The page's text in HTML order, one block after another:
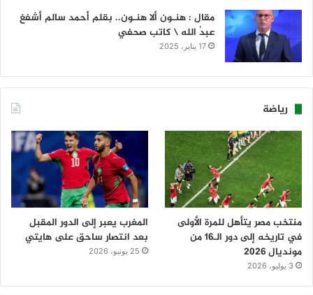
مقال : هنـون ألا هنـون.. بقلم أحمد سالم أشفغ
عبدُ الله \ كاتب صحفي
17 يناير، 2025
رياضة
منتخب مصر يتأهل للمرة الأولى
في تاريخه إلى دور الـ16 من
مونديال 2026
3 يوليو، 2026
المغرب يعبر إلى الدور المقبل
بعد انتصار ساحق على هايتي
25 يونيو، 2026